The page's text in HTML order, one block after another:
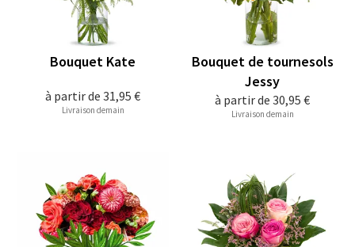
à partir de 31,95 €
Bouquet Kate
Livraison demain
à partir de 30,95 €
Bouquet de tournesols
Jessy
Livraison demain